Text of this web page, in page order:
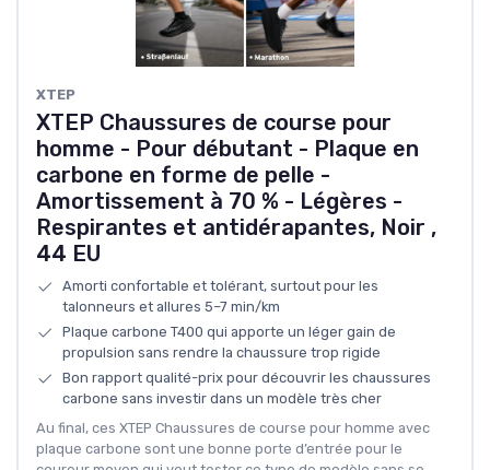
XTEP
XTEP Chaussures de course pour
homme - Pour débutant - Plaque en
carbone en forme de pelle -
Amortissement à 70 % - Légères -
Respirantes et antidérapantes, Noir ,
44 EU
Amorti confortable et tolérant, surtout pour les
talonneurs et allures 5–7 min/km
Plaque carbone T400 qui apporte un léger gain de
propulsion sans rendre la chaussure trop rigide
Bon rapport qualité-prix pour découvrir les chaussures
carbone sans investir dans un modèle très cher
Au final, ces XTEP Chaussures de course pour homme avec
plaque carbone sont une bonne porte d’entrée pour le